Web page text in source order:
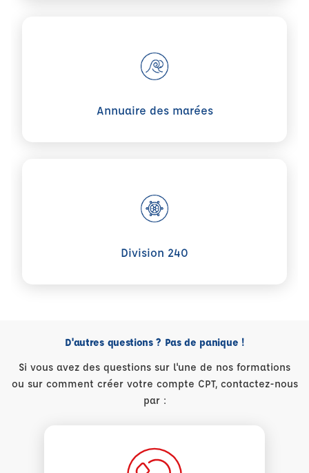
Annuaire des marées
Division 240
D'autres questions ? Pas de panique !
Si vous avez des questions sur l'une de nos formations
ou sur comment créer votre compte CPT, contactez-nous
par :